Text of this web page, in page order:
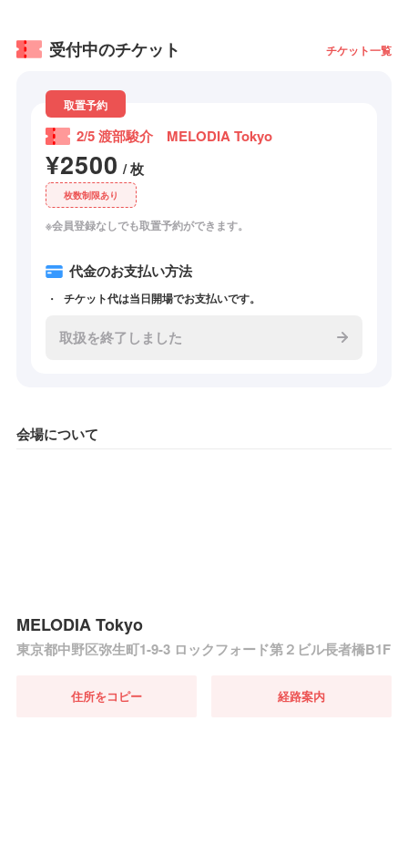
受付中のチケット チケット一覧
取置予約
2/5 渡部駿介 MELODIA Tokyo
¥2500 / 枚
枚数制限あり
※会員登録なしでも取置予約ができます。
代金のお支払い方法
チケット代は当日開場でお支払いです。
取扱を終了しました
会場について
MELODIA Tokyo
東京都中野区弥生町1-9-3 ロックフォード第２ビル長者橋B1F
住所をコピー 経路案内